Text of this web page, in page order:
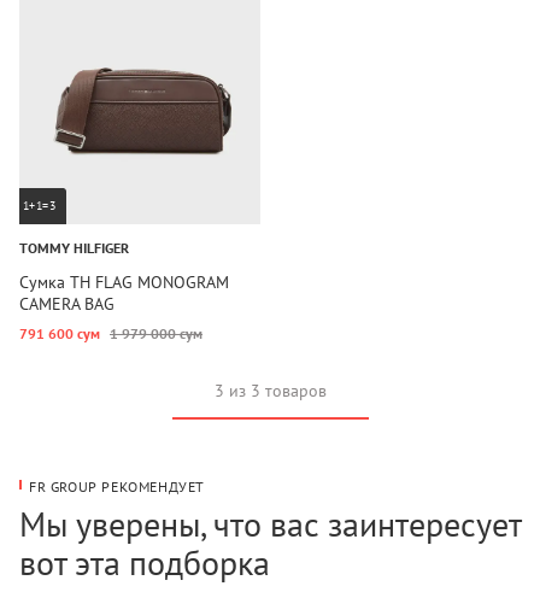
1+1=3
TOMMY HILFIGER
Сумка TH FLAG MONOGRAM
CAMERA BAG
791 600 сум 1 979 000 сум
3 из 3 товаров
FR GROUP РЕКОМЕНДУЕТ
Мы уверены, что вас заинтересует
вот эта подборка